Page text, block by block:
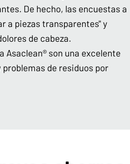
De hecho, las encuestas a
a piezas transparentes" y
de cabeza.
son una excelente
de residuos por